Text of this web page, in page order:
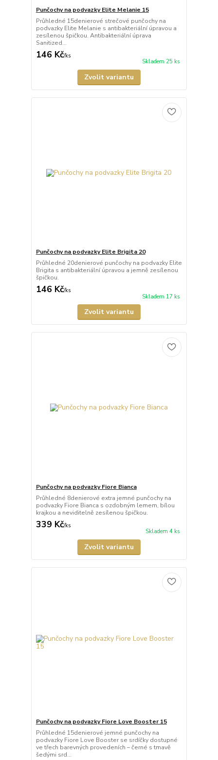
Punčochy na podvazky Elite Melanie 15
Průhledné 15denierové strečové punčochy na
podvazky Elite Melanie s antibakteriální úpravou a
zesílenou špičkou. Antibakteriální úprava
Sanitized...
146 Kč/ks
Skladem 25 ks
Zvolit variantu
Punčochy na podvazky Elite Brigita 20
Průhledné 20denierové punčochy na podvazky Elite
Brigita s antibakteriální úpravou a jemně zesílenou
špičkou.
146 Kč/ks
Skladem 17 ks
Zvolit variantu
Punčochy na podvazky Fiore Bianca
Průhledné 8denierové extra jemné punčochy na
podvazky Fiore Bianca s ozdobným lemem, bílou
krajkou a neviditelně zesílenou špičkou.
339 Kč/ks
Skladem 4 ks
Zvolit variantu
Punčochy na podvazky Fiore Love Booster 15
Průhledné 15denierové jemné punčochy na
podvazky Fiore Love Booster se srdíčky dostupné
ve třech barevných provedeních – černé s tmavě
šedými srd...